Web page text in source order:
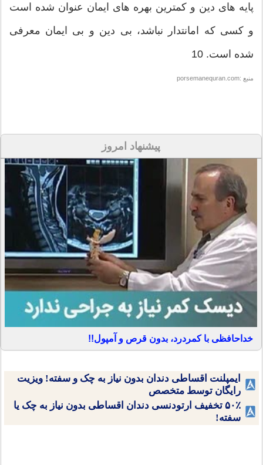
پایه های دین و کمترین بهره های ایمان عنوان شده است
و کسی که امانتدار نباشد، بی دین و بی ایمان معرفی
شده است. 10
منبع :porsemanequran.com
پیشنهاد امروز
خداحافظی با کمردرد، بدون قرص و آمپول!!
ایمپلنت اقساطی دندان بدون نیاز به چک و سفته! ویزیت
رایگان توسط متخصص
۵۰٪ تخفیف ارتودنسی دندان اقساطی بدون نیاز به چک یا
سفته!